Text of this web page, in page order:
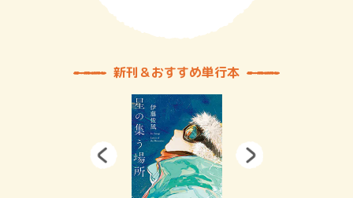
新刊＆おすすめ単行本